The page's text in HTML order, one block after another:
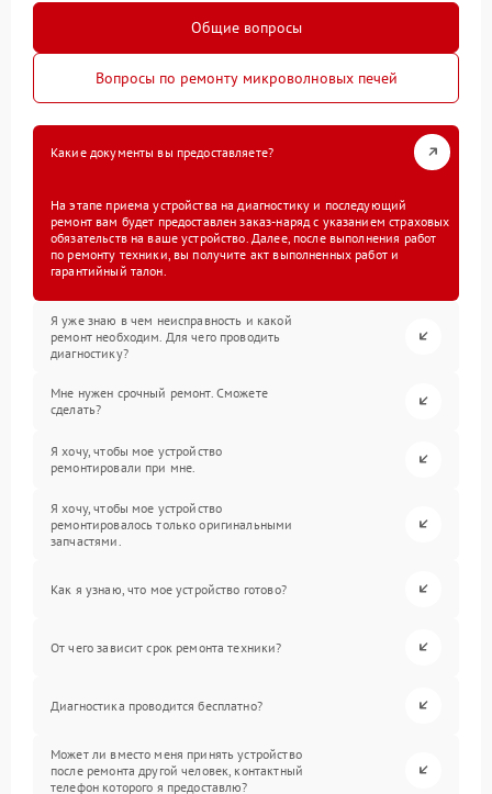
Общие вопросы
Вопросы по ремонту микроволновых печей
Какие документы вы предоставляете?
На этапе приема устройства на диагностику и последующий
ремонт вам будет предоставлен заказ-наряд с указанием страховых
обязательств на ваше устройство. Далее, после выполнения работ
по ремонту техники, вы получите акт выполненных работ и
гарантийный талон.
Я уже знаю в чем неисправность и какой
ремонт необходим. Для чего проводить
диагностику?
Мне нужен срочный ремонт. Сможете
сделать?
Я хочу, чтобы мое устройство
ремонтировали при мне.
Я хочу, чтобы мое устройство
ремонтировалось только оригинальными
запчастями.
Как я узнаю, что мое устройство готово?
От чего зависит срок ремонта техники?
Диагностика проводится бесплатно?
Может ли вместо меня принять устройство
после ремонта другой человек, контактный
телефон которого я предоставлю?